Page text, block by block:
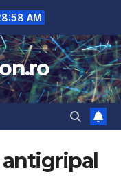
AM